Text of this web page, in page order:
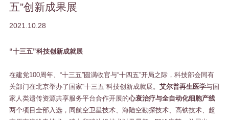
五”创新成果展
2021.10.28
“十三五”科技创新成就展
在建党100周年、“十三五”圆满收官与“十四五”开局之际，科技部会同有
关部门在北京举办了国家“十三五”科技创新成就展。 艾尔普再生医学与国
家人类遗传资源共享服务平台合作开展的心衰治疗与全自动化细胞产线
两个项目全部入选，同航空卫星技术、海陆空勘探技术、高铁技术、超